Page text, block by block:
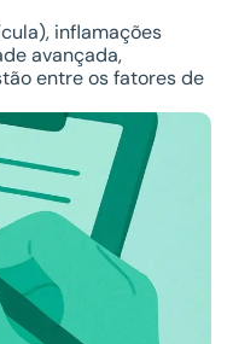
inflamações
avançada,
entre os fatores de